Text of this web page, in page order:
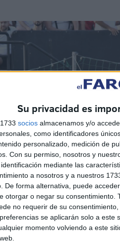
Su privacidad es
socios almacenamos y/o
como identificadores
personalizado, medición de
Con su permiso, nosotros y
mediante las
a nosotros y a nuestros
De forma alternativa, puede
otorgar o negar su consentimiento.
no requerir de su
se aplicarán solo a
momento volviendo a este